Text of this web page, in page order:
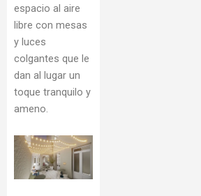
espacio al aire
libre con mesas
y luces
colgantes que le
dan al lugar un
toque tranquilo y
ameno.